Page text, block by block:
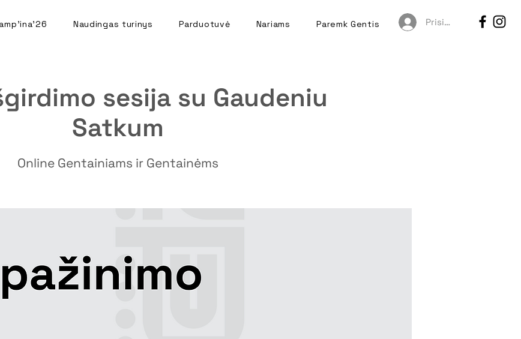
Prisijungti
Naudingas turinys Parduotuvė Nariams Paremk Gentis
sesija su Gaudeniu
Satkum
Online Gentainiams ir Gentainėms